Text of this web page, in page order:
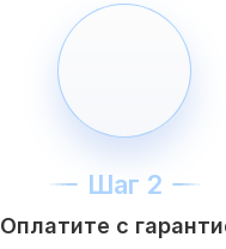
Шаг 2
Оплатите с